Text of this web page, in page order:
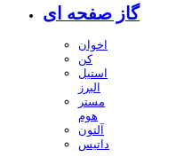
گاز صفحه ای
اخوان
کن
استیل
البرز
مستر
هوم
آلتون
داتیس